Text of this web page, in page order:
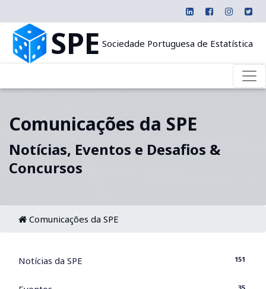
SPE Sociedade Portuguesa de Estatística
Comunicações da SPE
Notícias, Eventos e Desafios &
Concursos
Comunicações da SPE
Notícias da SPE 151